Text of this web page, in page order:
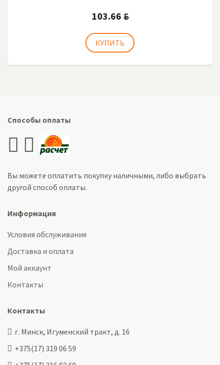
103.66 BYN
Способы оплаты
Вы можете оплатить покупку наличными, либо выбрать
другой способ оплаты.
Информация
Условия обслуживания
Доставка и оплата
Мой аккаунт
Контакты
Контакты
г. Минск, Игуменский тракт, д. 16
+375(17) 319 06 59